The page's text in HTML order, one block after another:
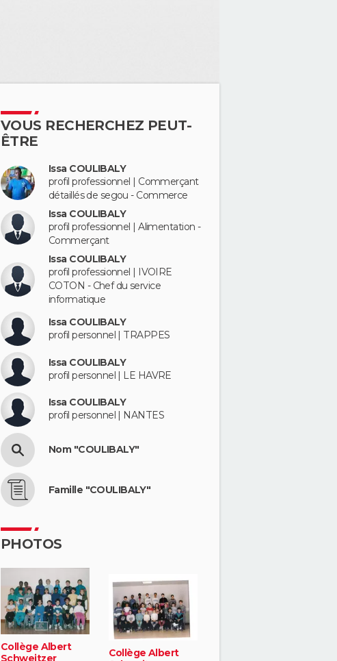
VOUS RECHERCHEZ PEUT-
ÊTRE
Issa COULIBALY
profil professionnel | Commerçant
détaillés de segou - Commerce
Issa COULIBALY
profil professionnel | Alimentation -
Commerçant
Issa COULIBALY
profil professionnel | IVOIRE
COTON - Chef du service
informatique
Issa COULIBALY
profil personnel | TRAPPES
Issa COULIBALY
profil personnel | LE HAVRE
Issa COULIBALY
profil personnel | NANTES
Nom "COULIBALY"
Famille "COULIBALY"
PHOTOS
Collège Albert
Schweitzer
Collège Albert